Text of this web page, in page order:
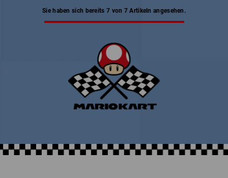
Sie haben sich bereits 7 von 7 Artikeln angesehen.